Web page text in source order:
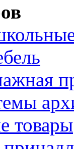
товары